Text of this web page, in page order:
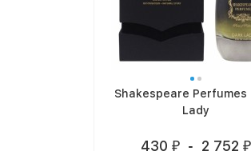
Shakespeare Perfumes
Lady
430 ₽ - 2 752 ₽